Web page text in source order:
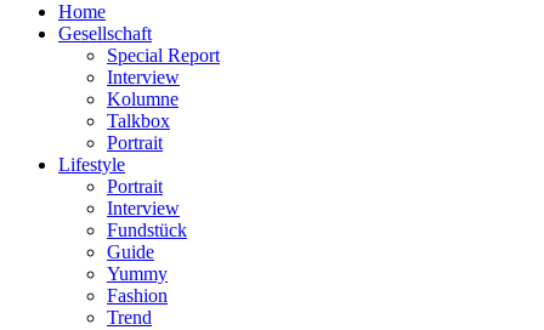
Home
Gesellschaft
Special Report
Interview
Kolumne
Talkbox
Portrait
Lifestyle
Portrait
Interview
Fundstück
Guide
Yummy
Fashion
Trend